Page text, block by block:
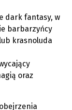
dark fantasy, w
barbarzyńcy
krasnoluda
oraz